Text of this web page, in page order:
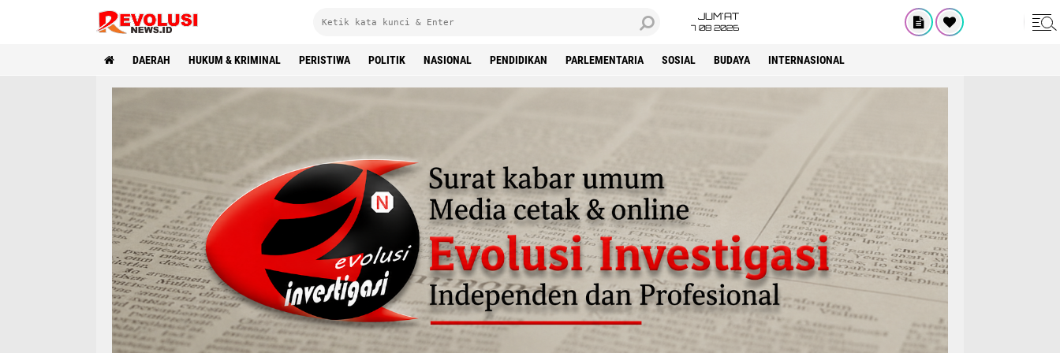
JUM'AT
7 08 2026
DAERAH HUKUM & KRIMINAL PERISTIWA POLITIK NASIONAL PENDIDIKAN PARLEMENTARIA SOSIAL BUDAYA INTERNASIONAL
'Advertisement'